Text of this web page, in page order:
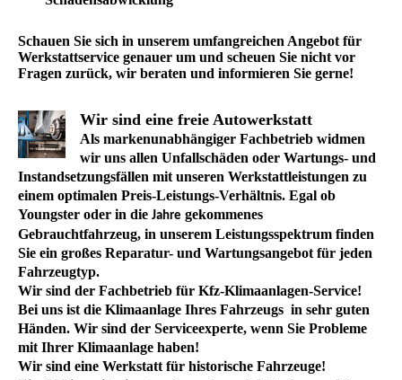
Schauen Sie sich in unserem umfangreichen Angebot für
Werkstattservice genauer um und scheuen Sie nicht vor
Fragen zurück, wir beraten und informieren Sie gerne!
Wir sind eine freie Autowerkstatt
Als markenunabhängiger Fachbetrieb widmen
wir uns allen Unfallschäden oder Wartungs- und
Instandsetzungsfällen mit unseren Werkstattleistungen zu
einem optimalen Preis-Leistungs-Verhältnis. Egal ob
Youngster oder in die Jahre gekommenes
Gebrauchtfahrzeug, in unserem Leistungsspektrum finden
Sie ein großes Reparatur- und Wartungsangebot für jeden
Fahrzeugtyp.
Wir sind der Fachbetrieb für Kfz-Klimaanlagen-Service!
Bei uns ist die Klimaanlage Ihres Fahrzeugs in sehr guten
Händen. Wir sind der Serviceexperte, wenn Sie Probleme
mit Ihrer Klimaanlage haben!
Wir sind eine Werkstatt für historische Fahrzeuge!